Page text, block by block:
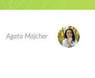
Agata Majcher